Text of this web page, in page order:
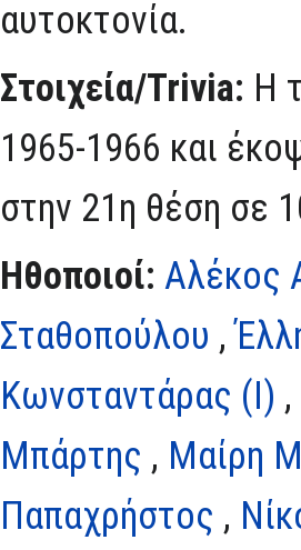
αυτοκτονία.
Στοιχεία/Trivia: Η
1965-1966 και
στην 21η θέση σε
Ηθοποιοί: Αλέκος
Σταθοπούλου ,
Κωνσταντάρας (I) ,
Μπάρτης , Μαίρη
Παπαχρήστος ,